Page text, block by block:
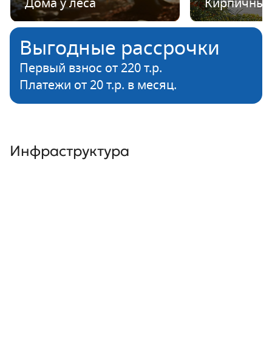
Дома у леса
Выгодные рассрочки
Первый взнос от 220 т.р.
Платежи от 20 т.р. в месяц.
Инфраструктура